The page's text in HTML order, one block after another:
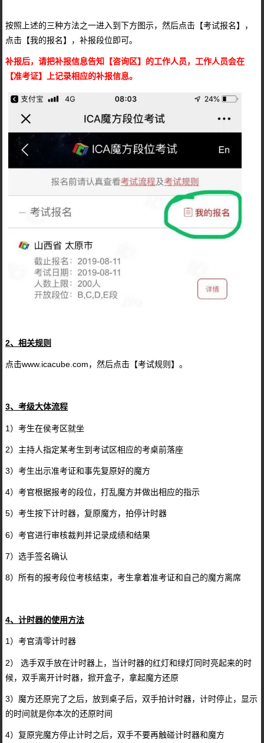
按照上述的三种方法之一进入到下方图示，然后点击【考试报名】，
点击【我的报名】，补报段位即可。
补报后，请把补报信息告知【咨询区】的工作人员，工作人员会在
【准考证】上记录相应的补报信息。
2、相关规则
点击www.icacube.com，然后点击【考试规则】。
3、考级大体流程
1）考生在侯考区就坐
2）主持人指定某考生到考试区相应的考桌前落座
3）考生出示准考证和事先复原好的魔方
4）考官根据报考的段位，打乱魔方并做出相应的指示
5）考生按下计时器，复原魔方，拍停计时器
6）考官进行审核裁判并记录成绩和结果
7）选手签名确认
8）所有的报考段位考核结束，考生拿着准考证和自己的魔方离席
4、计时器的使用方法
1）考官清零计时器
2） 选手双手放在计时器上，当计时器的红灯和绿灯同时亮起来的时
候，双手离开计时器，掀开盒子，拿起魔方还原
3）魔方还原完了之后，放到桌子后，双手拍计时器，计时停止，显示
的时间就是你本次的还原时间
4）复原完魔方停止计时之后，双手不要再触碰计时器和魔方